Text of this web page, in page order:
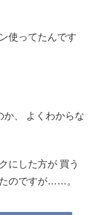
使ってたんです
、
よくわからな
にした方が 買う
のですが……。